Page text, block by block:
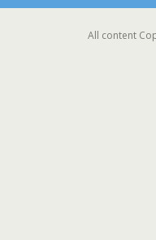
All content